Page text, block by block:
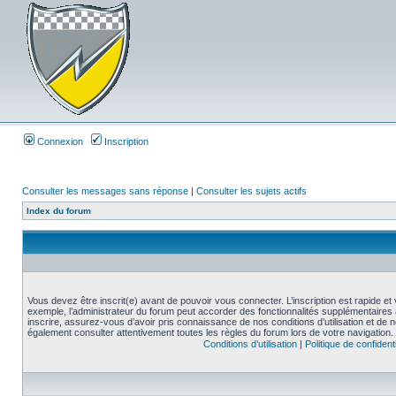
Connexion Inscription
Consulter les messages sans réponse | Consulter les sujets actifs
Index du forum
Vous devez être inscrit(e) avant de pouvoir vous connecter. L’inscription est rapide
exemple, l’administrateur du forum peut accorder des fonctionnalités
inscrire, assurez-vous d’avoir pris connaissance de nos conditions d’utilisation et de
également consulter attentivement toutes les règles du forum lors de votre navigation.
Conditions d’utilisation| Politique de